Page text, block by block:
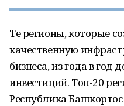
Те регионы, которые
качественную
бизнеса, из года в год
инвестиций. Топ-20
Республика